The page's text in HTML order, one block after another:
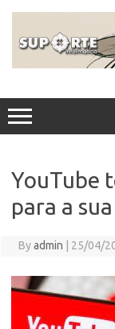
YouTube
para a
Byadmin 25/04/